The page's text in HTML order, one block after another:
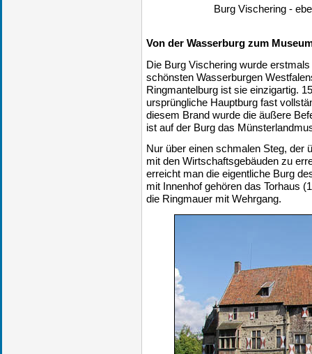
Burg Vischering -
Von der Wasserburg zum
Die Burg Vischering wurde
schönsten Wasserburgen
Ringmantelburg ist sie einzigartig.
ursprüngliche Hauptburg fast
diesem Brand wurde die äußere
ist auf der Burg das
Nur über einen schmalen Steg, der
mit den Wirtschaftsgebäuden zu
erreicht man die eigentliche Burg
mit Innenhof gehören das Torhaus
die Ringmauer mit Wehrgang.